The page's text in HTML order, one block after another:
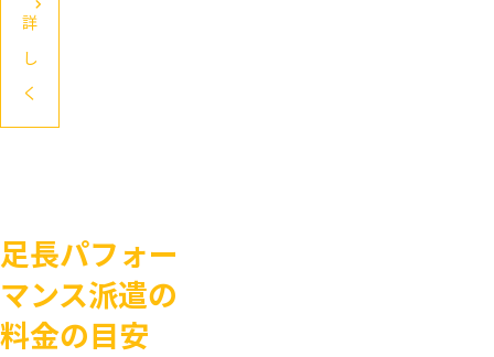
詳
し
く
足長パフォー
マンス派遣の
料金の目安